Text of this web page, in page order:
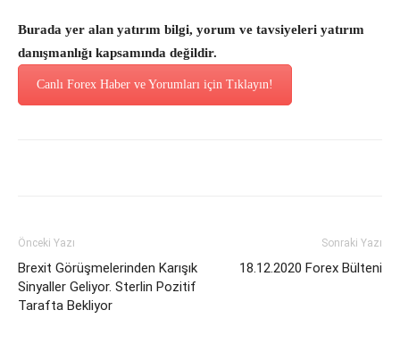
Burada yer alan yatırım bilgi, yorum ve tavsiyeleri yatırım
danışmanlığı kapsamında değildir.
Canlı Forex Haber ve Yorumları için Tıklayın!
Önceki Yazı
Brexit Görüşmelerinden Karışık
Sinyaller Geliyor. Sterlin Pozitif
Tarafta Bekliyor
Sonraki Yazı
18.12.2020 Forex Bülteni